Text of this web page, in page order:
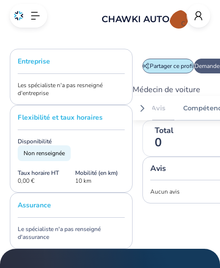
Entreprise
Les spécialiste n'a pas resneigné
d'entreprise
Flexibilité et taux horaires
Disponibilité
Non renseignée
Taux horaire HT
0,00 €
Mobilité (en km)
10 km
Assurance
Le spécialiste n'a pas renseigné
d'assurance
C
CHAWKI AUTO
Partager ce profil
Médecin de voiture
Avis
Total
0
Avis
Aucun avis